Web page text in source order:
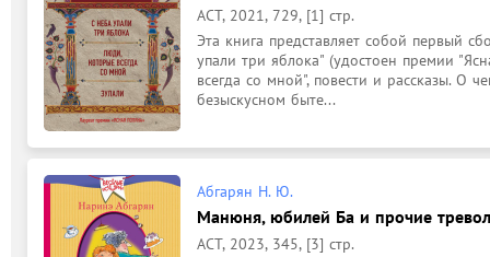
АСТ, 2021, 729, [1] стр.
Эта книга представляет собой первый
упали три яблока" (удостоен премии
всегда со мной", повести и рассказы. О
безыскусном быте...
Абгарян Н. Ю.
Манюня, юбилей Ба и прочие
АСТ, 2023, 345, [3] стр.